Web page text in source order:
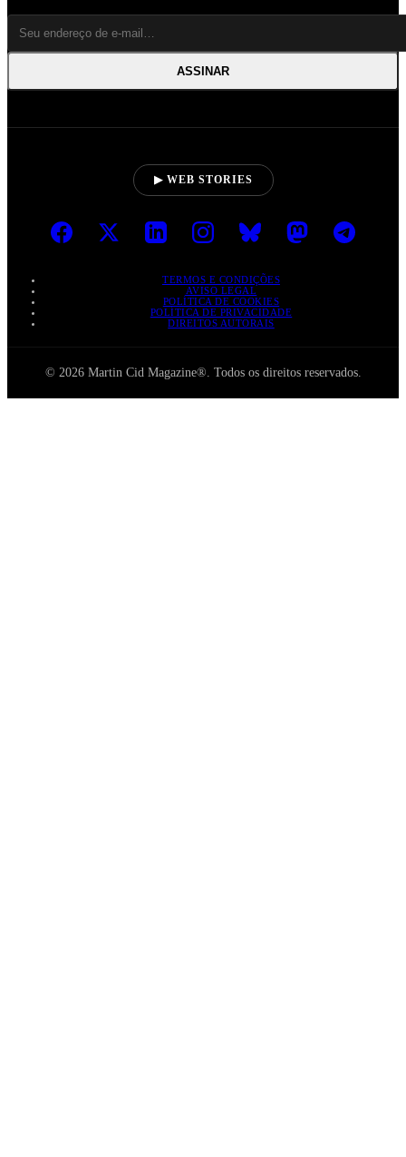
ASSINAR
▶ WEB STORIES
TERMOS E CONDIÇÕES
AVISO LEGAL
POLÍTICA DE COOKIES
POLÍTICA DE PRIVACIDADE
DIREITOS AUTORAIS
© 2026 Martin Cid Magazine®. Todos os direitos reservados.